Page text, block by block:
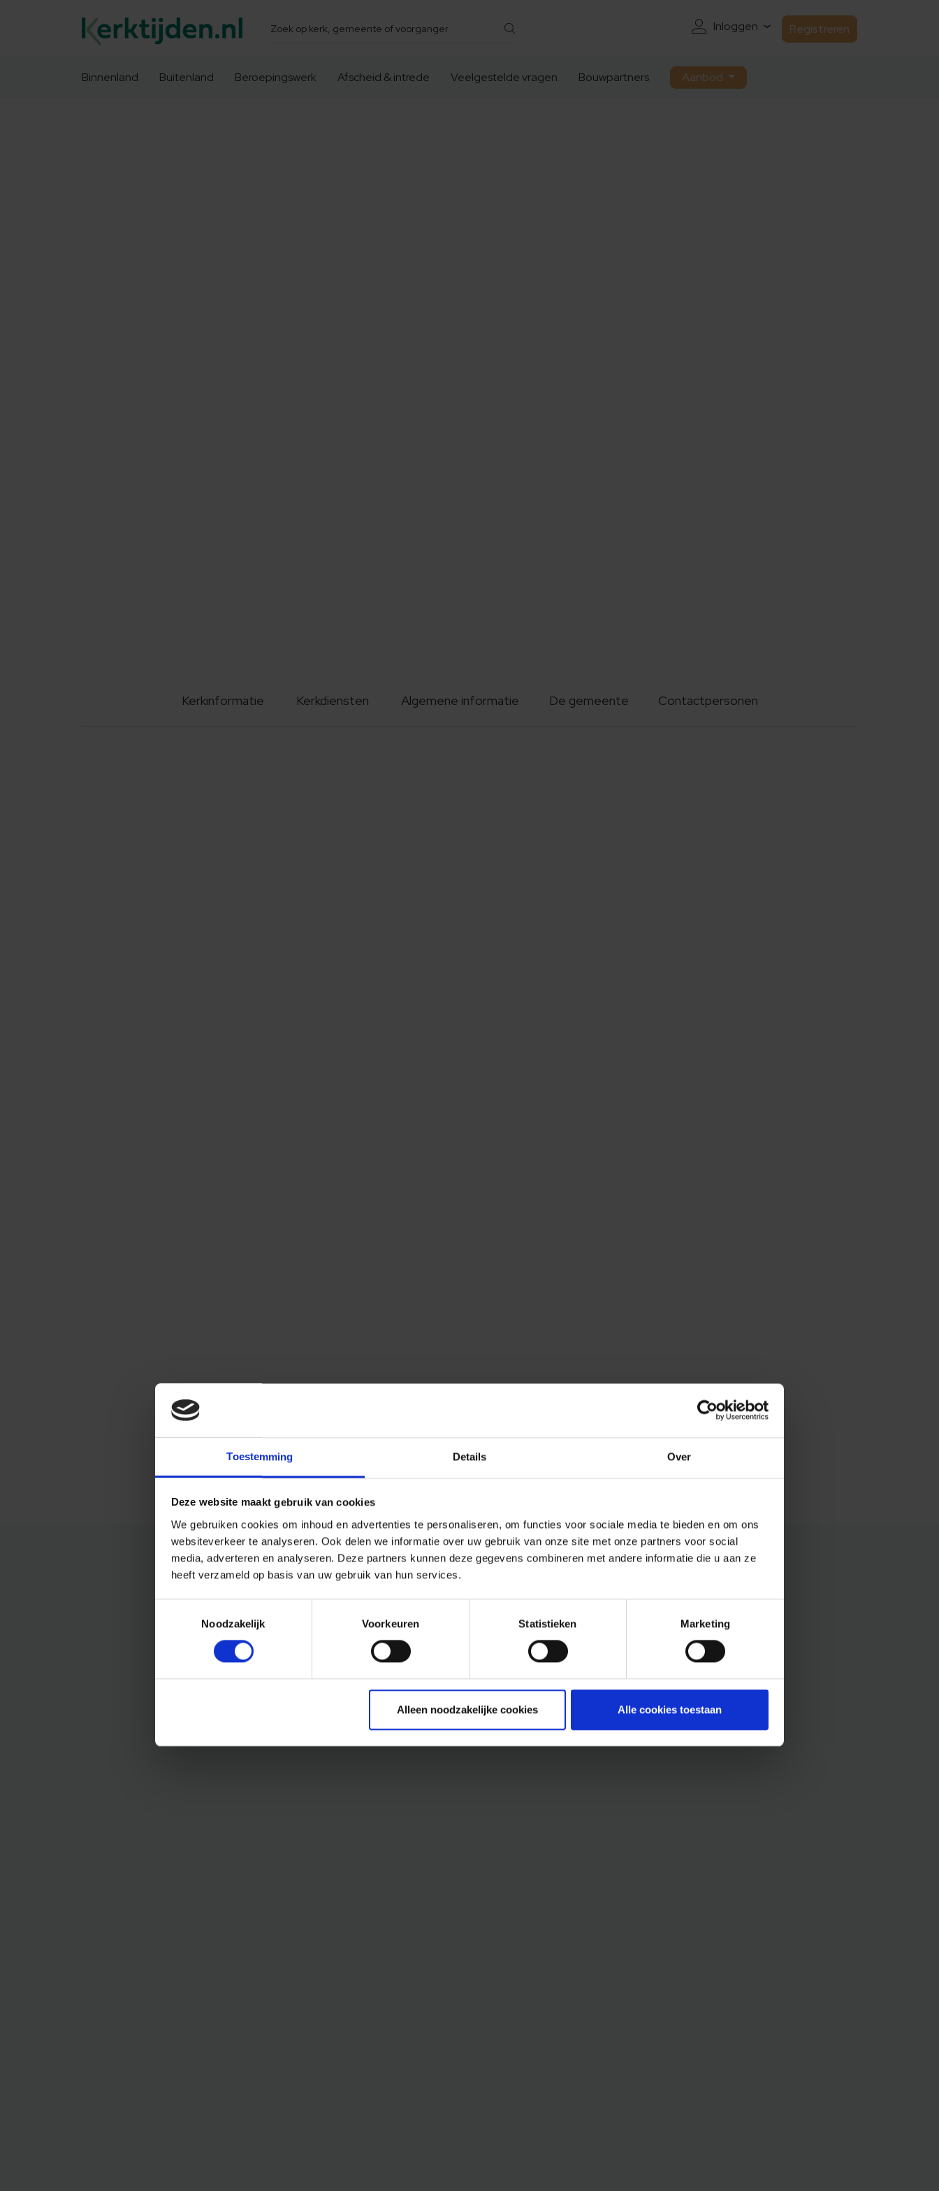
Toestemming Details Over
Deze website maakt gebruik van cookies
We gebruiken cookies om inhoud en advertenties te personaliseren, om functies voor sociale media te bieden en om ons
websiteverkeer te analyseren. Ook delen we informatie over uw gebruik van onze site met onze partners voor social
media, adverteren en analyseren. Deze partners kunnen deze gegevens combineren met andere informatie die u aan ze
heeft verzameld op basis van uw gebruik van hun services.
Noodzakelijk
Voorkeuren Statistieken Marketing
Alleen noodzakelijke cookies Alle cookies toestaan
Zoeken Inloggen Registreren
Binnenland Buitenland Beroepingswerk Afscheid & intrede Veelgestelde vragen Bouwpartners Aanbod
Kerkinformatie Kerkdiensten Algemene informatie De gemeente Contactpersonen